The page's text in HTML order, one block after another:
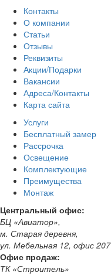
Контакты
О компании
Статьи
Отзывы
Реквизиты
Акции/Подарки
Вакансии
Адреса/Контакты
Карта сайта
Услуги
Бесплатный замер
Рассрочка
Освещение
Комплектующие
Преимущества
Монтаж
Центральный офис:
БЦ «Авиатор»,
м. Старая деревня,
ул. Мебельная 12, офис 207
Офис продаж:
ТК «Строитель»